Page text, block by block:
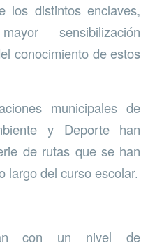
los distintos enclaves,
sensibilización
conocimiento de estos
municipales de
y Deporte han
de rutas que se han
largo del curso escolar.
con un nivel de